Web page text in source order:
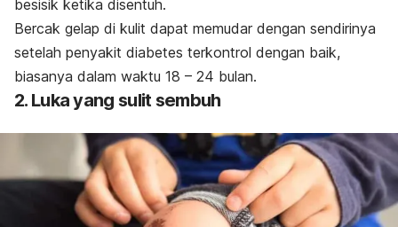
besisik ketika disentuh.
Bercak gelap di kulit dapat memudar dengan sendirinya
setelah penyakit diabetes terkontrol dengan baik,
biasanya dalam waktu 18 – 24 bulan.
2. Luka yang sulit sembuh